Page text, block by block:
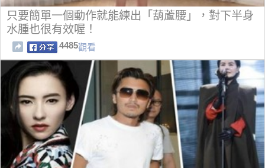
只要簡單一個動作就能練出「葫蘆腰」，對下半身
水腫也很有效喔！
4485觀看